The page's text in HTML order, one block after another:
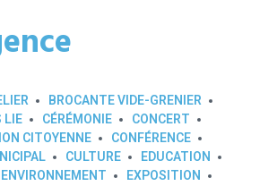
BROCANTE VIDE-GRENIER
LIE
CÉRÉMONIE
CONCERT
CITOYENNE
CONFÉRENCE
CULTURE
EDUCATION
ENVIRONNEMENT
EXPOSITION